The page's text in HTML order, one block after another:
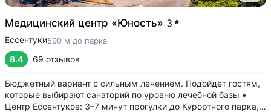
Медицинский центр «Юность» 3
Ессентуки590 м до парка
8.4 69 отзывов
Бюджетный вариант с сильным лечением. Подойдет гостям,
которые выбирают санаторий по уровню лечебной базы •
Центр Ессентуков: 3–7 минут прогулки до Курортного парка,